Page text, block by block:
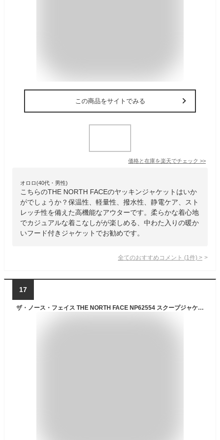
この商品をサイトでみる
価格と在庫を楽天でチェック >>
オロロ(40代・男性)
こちらのTHE NORTH FACEのヤッキンジャケットはいか
がでしょうか？保温性、軽量性、撥水性、静電ケア、スト
レッチ性を備えた高機能なアウターです。柔らかな着心地
でカジュアルな着こなしがが楽しめる、中わた入りの暖か
いフード付きジャケットでお勧めです。
全てのおすすめコメント (1 件) >
17
ザ・ノース・フェイス THE NORTH FACE NP62554 スクープジャケット SCOOP JACKET マウンテンパーカー シェル アウトドア アウター メンズ レディース 防水 撥水 防寒 防風 3カラー 国内正規 2025AW 20%OFF セール